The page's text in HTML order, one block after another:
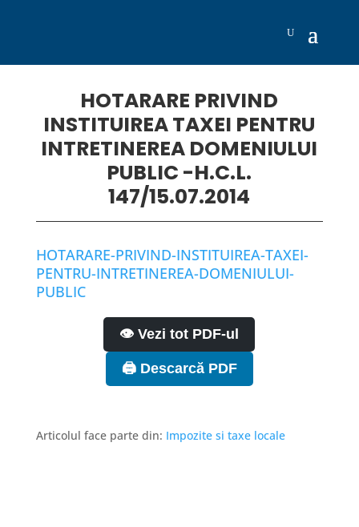
HOTARARE PRIVIND
INSTITUIREA TAXEI PENTRU
INTRETINEREA DOMENIULUI
PUBLIC -H.C.L.
147/15.07.2014
HOTARARE-PRIVIND-INSTITUIREA-TAXEI-
PENTRU-INTRETINEREA-DOMENIULUI-
PUBLIC
👁️ Vezi tot PDF-ul
🖨️ Descarcă PDF
Articolul face parte din: Impozite si taxe locale